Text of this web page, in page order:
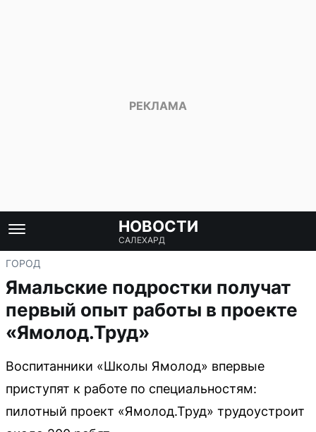
НОВОСТИ
САЛЕХАРД
ГОРОД
Ямальские подростки получат
первый опыт работы в проекте
«Ямолод.Труд»
Воспитанники «Школы Ямолод» впервые
приступят к работе по специальностям:
пилотный проект «Ямолод.Труд» трудоустроит